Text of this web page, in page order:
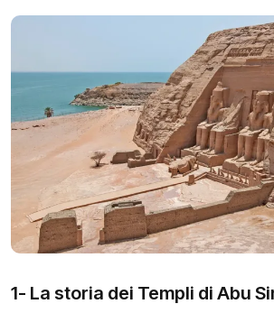
1- La storia dei Templi di Abu